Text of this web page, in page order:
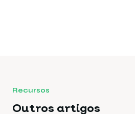
Recursos
Outros artigos